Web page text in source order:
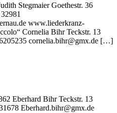
Stegmaier Goethestr. 36
www.liederkranz-
Cornelia Bihr Teckstr. 13
cornelia.bihr@gmx.de […]
Eberhard Bihr Teckstr. 13
Eberhard.bihr@gmx.de